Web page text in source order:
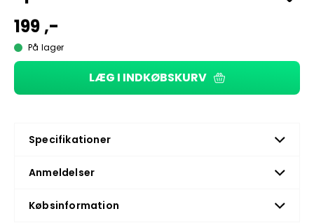
199 ,-
På lager
LÆG I INDKØBSKURV
Specifikationer
Anmeldelser
Købsinformation